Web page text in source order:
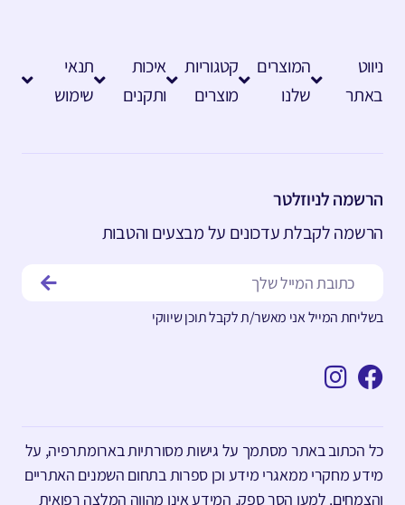
הרשמה לניוזלטר
הרשמה לקבלת עדכונים על מבצעים והטבות
בשליחת המייל אני מאשר/ת לקבל תוכן שיווקי
ניווט
באתר
המוצרים
שלנו
תנאי
שימוש
קטגוריות
מוצרים
איכות
ותקנים
כל הכתוב באתר מסתמך על גישות מסורתיות בארומתרפיה, על
מידע מחקרי ממאגרי מידע וכן ספרות בתחום השמנים האתריים
והצמחים. למען הסר ספק, המידע אינו מהווה המלצה רפואית